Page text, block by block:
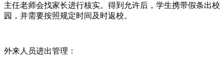
主任老师会找家长进行核实。得到允许后，学生携带假条出校
园，并需要按照规定时间及时返校。
外来人员进出管理：